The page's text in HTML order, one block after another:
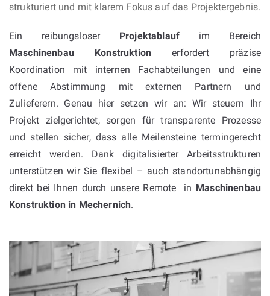
strukturiert und mit klarem Fokus auf das Projektergebnis.
Ein reibungsloser Projektablauf im Bereich
Maschinenbau Konstruktion erfordert präzise
Koordination mit internen Fachabteilungen und eine
offene Abstimmung mit externen Partnern und
Zulieferern. Genau hier setzen wir an: Wir steuern Ihr
Projekt zielgerichtet, sorgen für transparente Prozesse
und stellen sicher, dass alle Meilensteine termingerecht
erreicht werden. Dank digitalisierter Arbeitsstrukturen
unterstützen wir Sie flexibel – auch standortunabhängig
direkt bei Ihnen durch unsere Remote in Maschinenbau
Konstruktion in Mechernich.